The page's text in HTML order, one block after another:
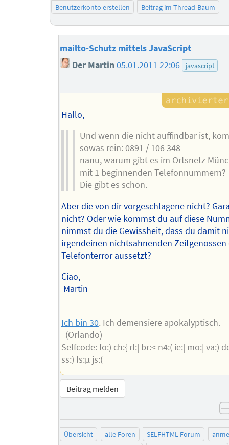
Benutzerkonto erstellen
Beitrag im Thread-Baum
mailto-Schutz mittels JavaScript
Der Martin05.01.2011 22:06 javascript
Hallo,
Und wenn die nicht auffindbar ist,
sowas rein: 0891 / 106 348
nanu, warum gibt es im Ortsnetz
mit 1 beginnenden Telefonnummern?
Die gibt es schon.
Aber die von dir vorgeschlagene nicht?
nicht? Oder wie kommst du auf diese
nimmst du die Gewissheit, dass du damit
irgendeinen nichtsahnenden Zeitgenossen
Telefonterror aussetzt?
Ciao,
Martin
--
Ich bin 30. Ich demensiere apokalyptisch.
(Orlando)
Selfcode: fo:) ch:{ rl:| br:< n4:( ie:| mo:| va:)
ss:) ls:µ js:(
Beitrag melden
Übersicht alle Foren SELFHTML-Forum